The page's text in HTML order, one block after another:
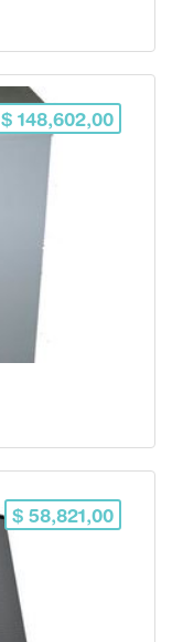
$ 148,602,00
$ 58,821,00